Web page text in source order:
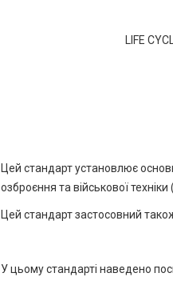
LIFE
Цей стандарт установлює
озброєння та військової
Цей стандарт застосовний
У цьому стандарті наведено